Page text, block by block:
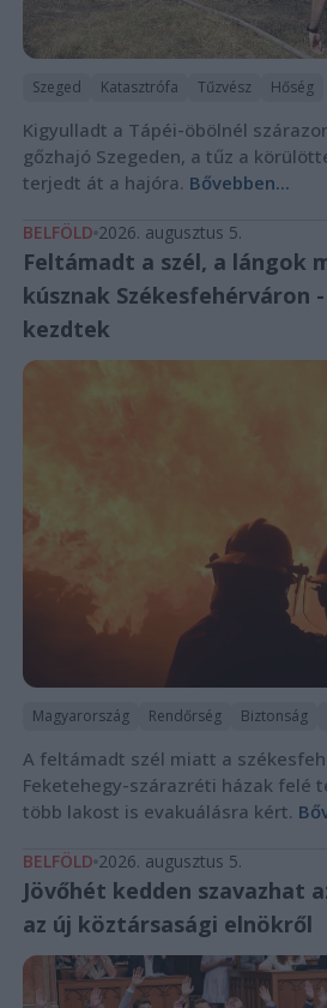
Szeged Katasztrófa Tűzvész Hőség
Kigyulladt a Tápéi-öbölnél
gőzhajó Szegeden, a tűz a
terjedt át a hajóra. Bővebben...
BELFÖLD 2026. augusztus 5.
Feltámadt a szél, a lángok
kúsznak Székesfehérváron
kezdtek
Magyarország Rendőrség Biztonság
A feltámadt szél miatt a
Feketehegy-szárazréti házak felé
több lakost is evakuálásra kért.
BELFÖLD 2026. augusztus 5.
Jövőhét kedden szavazhat
az új köztársasági elnökről